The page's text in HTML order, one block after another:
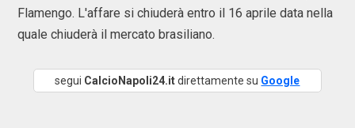
Flamengo. L'affare si chiuderà entro il 16 aprile data nella
quale chiuderà il mercato brasiliano.
segui CalcioNapoli24.itdirettamente su Google